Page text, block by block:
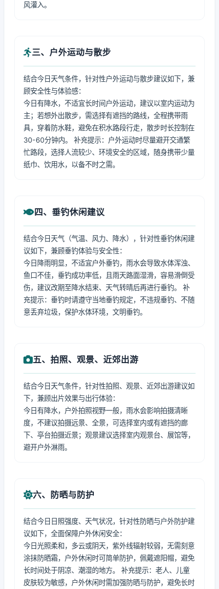
风灌入。
三、户外运动与散步
结合今日天气条件，针对性户外运动与散步建议如下，兼
顾安全性与体验感：
今日有降水，不适宜长时间户外运动，建议以室内运动为
主；若想外出散步，需选择有遮挡的路线，全程携带雨
具，穿着防水鞋，避免在积水路段行走，散步时长控制在
30-60分钟内。 补充提示：户外运动时尽量避开交通繁
忙路段，选择人流较少、环境安全的区域，随身携带少量
纸巾、饮用水，以备不时之需。
四、垂钓休闲建议
结合今日天气（气温、风力、降水），针对性垂钓休闲建
议如下，兼顾垂钓体验与安全性：
今日降雨明显，不适宜户外垂钓，雨水会导致水体浑浊、
鱼口不佳，垂钓成功率低，且雨天路面湿滑，容易滑倒受
伤，建议改期至降水结束、天气转晴后再进行垂钓。 补
充提示：垂钓时请遵守当地垂钓规定，不违规垂钓、不随
意丢弃垃圾，保护水体环境，文明垂钓。
五、拍照、观景、近郊出游
结合今日天气条件，针对性拍照、观景、近郊出游建议如
下，兼顾出片效果与出行体验：
今日有降水，户外拍照视野一般，雨水会影响拍摄清晰
度，不建议拍摄远景、全景，可选择室内或有遮挡的廊
下、亭台拍摄近景；观景建议选择室内观景台、展馆等，
避开户外淋雨。
六、防晒与防护
结合今日日照强度、天气状况，针对性防晒与户外防护建
议如下，全面保障户外休闲安全：
今日光照柔和，多云或阴天，紫外线辐射较弱，无需刻意
涂抹防晒霜，户外休闲时可简单防护，佩戴遮阳帽，避免
长时间处于阴凉、潮湿的地方。 补充提示：老人、儿童
皮肤较为敏感，户外休闲时需加强防晒与防护，避免长时